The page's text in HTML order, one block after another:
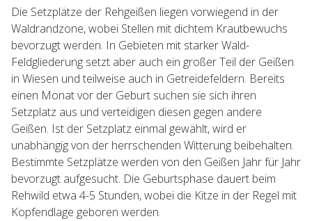
Die Setzplätze der Rehgeißen liegen vorwiegend in der
Waldrandzone, wobei Stellen mit dichtem Krautbewuchs
bevorzugt werden. In Gebieten mit starker Wald-
Feldgliederung setzt aber auch ein großer Teil der Geißen
in Wiesen und teilweise auch in Getreidefeldern. Bereits
einen Monat vor der Geburt suchen sie sich ihren
Setzplatz aus und verteidigen diesen gegen andere
Geißen. Ist der Setzplatz einmal gewählt, wird er
unabhängig von der herrschenden Witterung beibehalten.
Bestimmte Setzplätze werden von den Geißen Jahr für Jahr
bevorzugt aufgesucht. Die Geburtsphase dauert beim
Rehwild etwa 4-5 Stunden, wobei die Kitze in der Regel mit
Kopfendlage geboren werden.